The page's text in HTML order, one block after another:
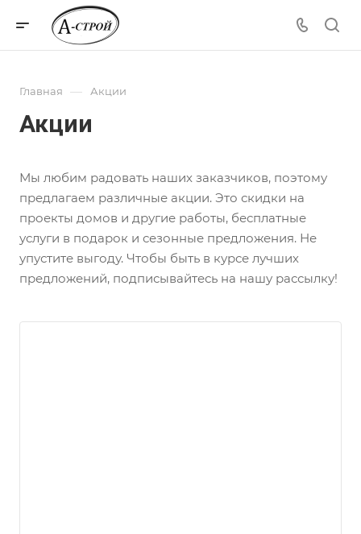
Главная — Акции
Акции
Мы любим радовать наших заказчиков, поэтому
предлагаем различные акции. Это скидки на
проекты домов и другие работы, бесплатные
услуги в подарок и сезонные предложения. Не
упустите выгоду. Чтобы быть в курсе лучших
предложений, подписывайтесь на нашу рассылку!